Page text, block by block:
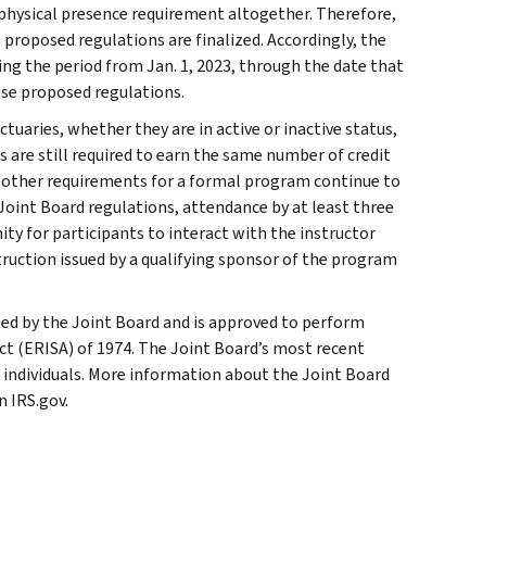
presence requirement altogether. Therefore,
regulations are finalized. Accordingly, the
the period from Jan. 1, 2023, through the date that
proposed regulations.
whether they are in active or inactive status,
are still required to earn the same number of credit
requirements for a formal program continue to
Board regulations, attendance by at least three
for participants to interact with the instructor
issued by a qualifying sponsor of the program
by the Joint Board and is approved to perform
of 1974. The Joint Board’s most recent
More information about the Joint Board
IRS.gov.